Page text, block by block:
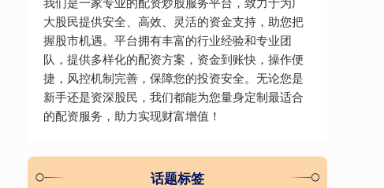
大股民提供安全、高效、灵活的资金支持，助您把
握股市机遇。平台拥有丰富的行业经验和专业团
队，提供多样化的配资方案，资金到账快，操作便
捷，风控机制完善，保障您的投资安全。无论您是
新手还是资深股民，我们都能为您量身定制最适合
的配资服务，助力实现财富增值！
话题标签